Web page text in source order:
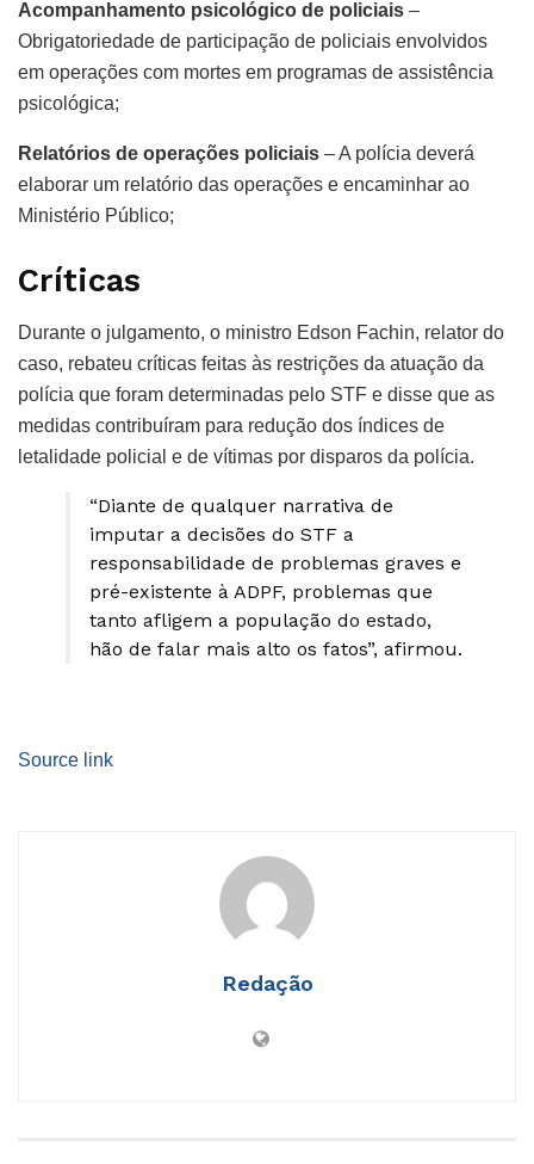
Acompanhamento psicológico de policiais –
Obrigatoriedade de participação de policiais envolvidos
em operações com mortes em programas de assistência
psicológica;
Relatórios de operações policiais – A polícia deverá
elaborar um relatório das operações e encaminhar ao
Ministério Público;
Críticas
Durante o julgamento, o ministro Edson Fachin, relator do
caso, rebateu críticas feitas às restrições da atuação da
polícia que foram determinadas pelo STF e disse que as
medidas contribuíram para redução dos índices de
letalidade policial e de vítimas por disparos da polícia.
“Diante de qualquer narrativa de
imputar a decisões do STF a
responsabilidade de problemas graves e
pré-existente à ADPF, problemas que
tanto afligem a população do estado,
hão de falar mais alto os fatos”, afirmou.
Source link
Redação